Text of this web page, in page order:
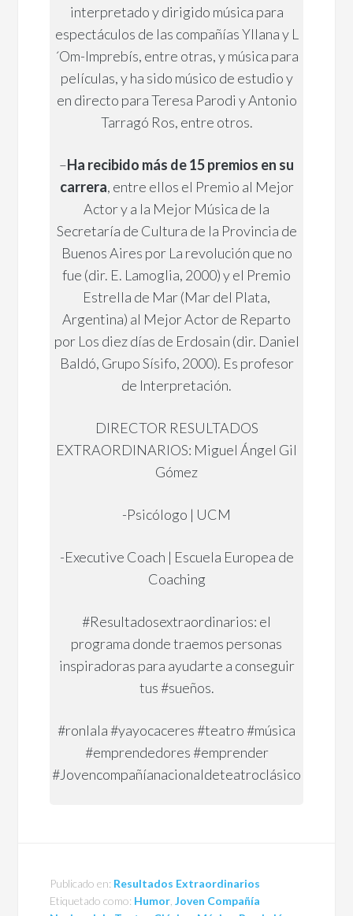
interpretado y dirigido música para
espectáculos de las compañías Yllana y L
´Om-Imprebís, entre otras, y música para
películas, y ha sido músico de estudio y
en directo para Teresa Parodi y Antonio
Tarragó Ros, entre otros.
–Ha recibido más de 15 premios en su
carrera, entre ellos el Premio al Mejor
Actor y a la Mejor Música de la
Secretaría de Cultura de la Provincia de
Buenos Aires por La revolución que no
fue (dir. E. Lamoglia, 2000) y el Premio
Estrella de Mar (Mar del Plata,
Argentina) al Mejor Actor de Reparto
por Los diez días de Erdosain (dir. Daniel
Baldó, Grupo Sísifo, 2000). Es profesor
de Interpretación.
DIRECTOR RESULTADOS
EXTRAORDINARIOS: Miguel Ángel Gil
Gómez
-Psicólogo | UCM
-Executive Coach | Escuela Europea de
Coaching
#Resultadosextraordinarios: el
programa donde traemos personas
inspiradoras para ayudarte a conseguir
tus #sueños.
#ronlala #yayocaceres #teatro #música
#emprendedores #emprender
#Jovencompañíanacionaldeteatroclásico
Publicado en: Resultados Extraordinarios
Etiquetado como: Humor ,Joven Compañía